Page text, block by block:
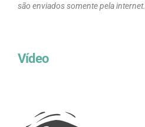
são enviados somente pela internet.
Vídeo